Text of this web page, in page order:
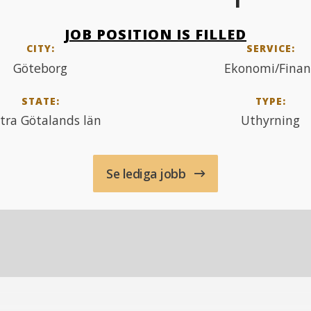
JOB POSITION IS FILLED
CITY:
Göteborg
SERVICE:
Ekonomi/
STATE:
Götalands län
TYPE:
Uthyrning
Se lediga jobb